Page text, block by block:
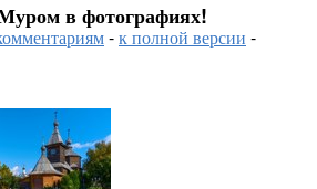
в фотографиях!
-к полной версии -